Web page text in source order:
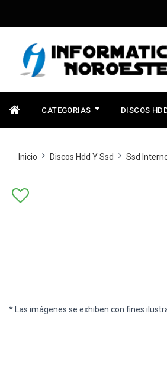
CATEGORIAS DISCOS
Inicio Discos Hdd Y Ssd Ssd
* Las imágenes se exhiben con fines